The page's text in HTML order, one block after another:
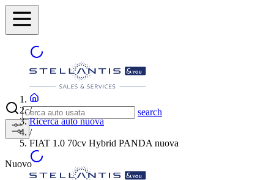
search
/
Ricerca auto nuova
/
FIAT 1.0 70cv Hybrid PANDA nuova
Nuovo